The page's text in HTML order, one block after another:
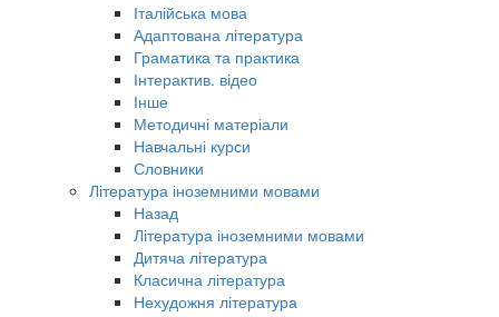
Італійська мова
Адаптована література
Граматика та практика
Інтерактив. відео
Інше
Методичні матеріали
Навчальні курси
Словники
Література іноземними мовами
Назад
Література іноземними мовами
Дитяча література
Класична література
Нехудожня література